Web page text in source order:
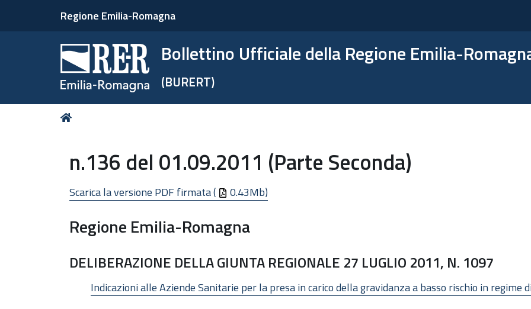
Regione Emilia-Romagna
Bollettino Ufficiale della Regione Emilia-
(BURERT)
Tu
n.136 del 01.09.2011 (Parte Seconda)
Scarica la versione PDF firmata ( 0.43Mb)
Regione Emilia-Romagna
DELIBERAZIONE DELLA GIUNTA REGIONALE 27 LUGLIO 2011, N. 1097
Indicazioni alle Aziende Sanitarie per la presa in carico della gravidanza a basso rischio in regime